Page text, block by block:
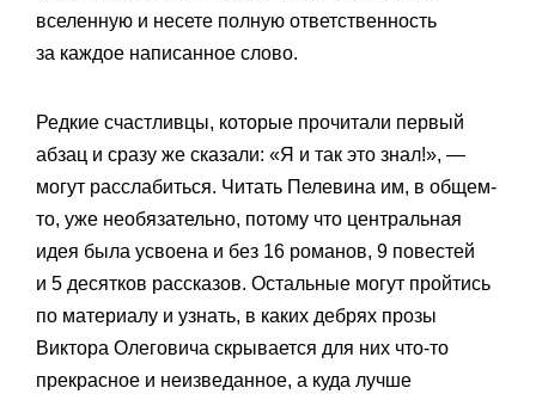
вселенную и несете полную ответственность
за каждое написанное слово.
Редкие счастливцы, которые прочитали первый
абзац и сразу же сказали: «Я и так это знал!», —
могут расслабиться. Читать Пелевина им, в общем-
то, уже необязательно, потому что центральная
идея была усвоена и без 16 романов, 9 повестей
и 5 десятков рассказов. Остальные могут пройтись
по материалу и узнать, в каких дебрях прозы
Виктора Олеговича скрывается для них что-то
прекрасное и неизведанное, а куда лучше